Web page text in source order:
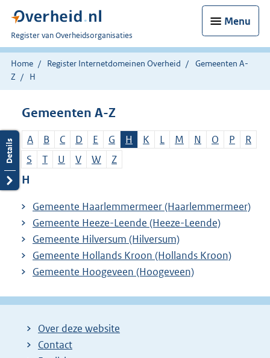
Menu
U
bent
nu
hier:
Register van Overheidsorganisaties
Home Register Internetdomeinen Overheid
Gemeenten A-
Z
H
Gemeenten A-Z
A B C D E G H K L M N O P
R
S
T U V W Z
H
Gemeente Haarlemmermeer (Haarlemmermeer)
Gemeente Heeze-Leende (Heeze-Leende)
Gemeente Hilversum (Hilversum)
Gemeente Hollands Kroon (Hollands Kroon)
Gemeente Hoogeveen (Hoogeveen)
Over deze website
Contact